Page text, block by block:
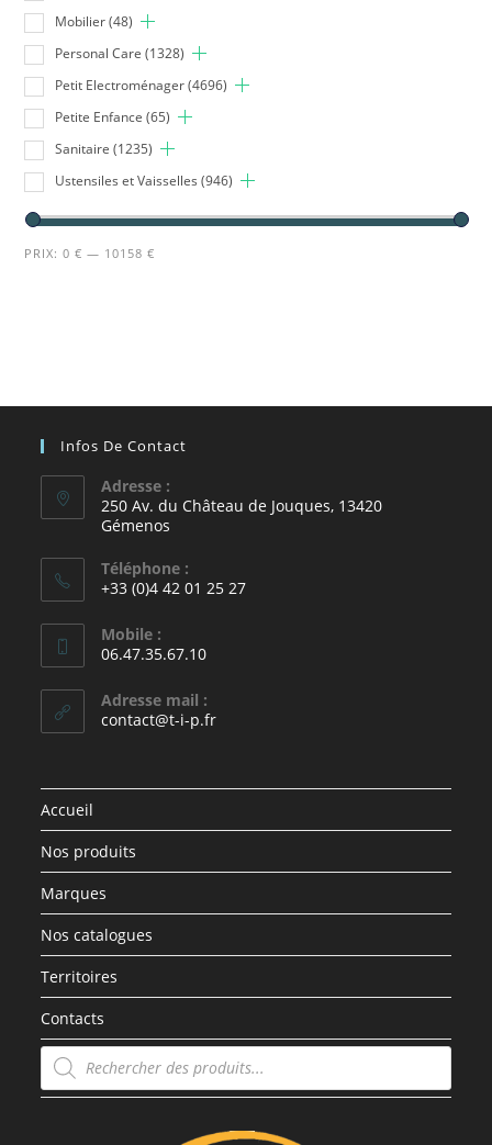
Mobilier (48)
Personal Care (1328)
Petit Electroménager (4696)
Petite Enfance (65)
Sanitaire (1235)
Ustensiles et Vaisselles (946)
PRIX:0 € — 10158 €
Infos De Contact
Adresse :
250 Av. du Château de Jouques, 13420
Gémenos
Téléphone :
+33 (0)4 42 01 25 27
Mobile :
06.47.35.67.10
Adresse mail :
contact@t-i-p.fr
Accueil
Nos produits
Marques
Nos catalogues
Territoires
Contacts
Recherche
de
produits